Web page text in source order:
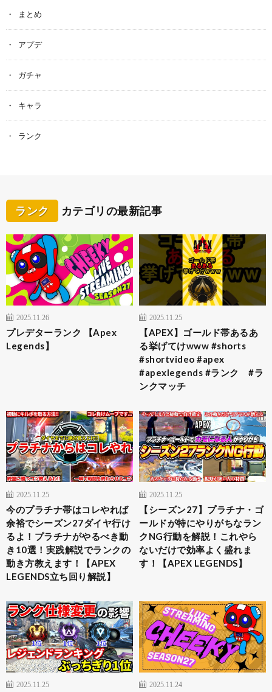
まとめ
アプデ
ガチャ
キャラ
ランク
ランク カテゴリの最新記事
2025.11.26
プレデターランク 【Apex
Legends】
2025.11.25
【APEX】ゴールド帯あるあ
る挙げてけwww #shorts
#shortvideo #apex
#apexlegends #ランク #ラ
ンクマッチ
2025.11.25
今のプラチナ帯はコレやれば
余裕でシーズン27ダイヤ行け
るよ！プラチナがやるべき動
き10選！実践解説でランクの
動き方教えます！【APEX
LEGENDS立ち回り解説】
2025.11.25
【シーズン27】プラチナ・ゴ
ールドが特にやりがちなラン
クNG行動を解説！これやら
ないだけで効率よく盛れま
す！【APEX LEGENDS】
2025.11.25 2025.11.24